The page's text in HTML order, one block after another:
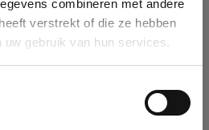
combineren met andere
verstrekt of die ze hebben
gebruik van hun services.
our database by name, VAT or
is selected it will auto-complete the
in our database, you can create